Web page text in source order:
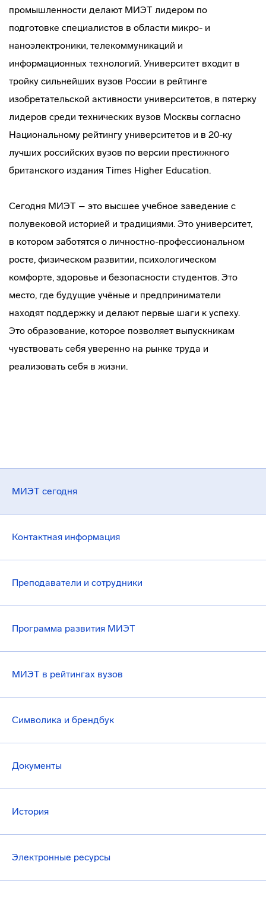
МИЭТ сегодня
Контактная информация
Преподаватели и сотрудники
Программа развития МИЭТ
МИЭТ в рейтингах вузов
Символика и брендбук
Документы
История
Электронные ресурсы
промышленности делают МИЭТ лидером по
подготовке специалистов в области микро- и
наноэлектроники, телекоммуникаций и
информационных технологий. Университет входит в
тройку сильнейших вузов России в рейтинге
изобретательской активности университетов, в пятерку
лидеров среди технических вузов Москвы согласно
Национальному рейтингу университетов и в 20-ку
лучших российских вузов по версии престижного
британского издания Times Higher Education.
Сегодня МИЭТ – это высшее учебное заведение с
полувековой историей и традициями. Это университет,
в котором заботятся о личностно-профессиональном
росте, физическом развитии, психологическом
комфорте, здоровье и безопасности студентов. Это
место, где будущие учёные и предприниматели
находят поддержку и делают первые шаги к успеху.
Это образование, которое позволяет выпускникам
чувствовать себя уверенно на рынке труда и
реализовать себя в жизни.